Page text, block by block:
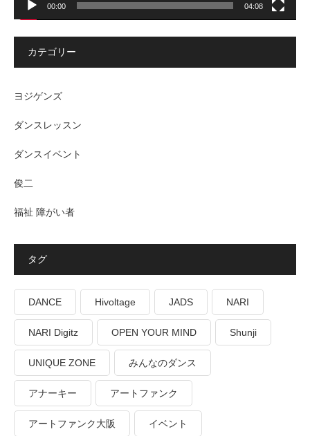
00:00 04:08
カテゴリー
ヨジゲンズ
ダンスレッスン
ダンスイベント
俊二
福祉 障がい者
タグ
DANCE Hivoltage JADS NARI
NARI Digitz OPEN YOUR MIND Shunji
UNIQUE ZONE みんなのダンス
アナーキー アートファンク
アートファンク大阪 イベント